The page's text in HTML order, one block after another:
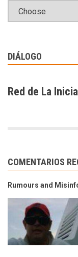
DIÁLOGO
Red de La
COMENTARIOS
Rumours and